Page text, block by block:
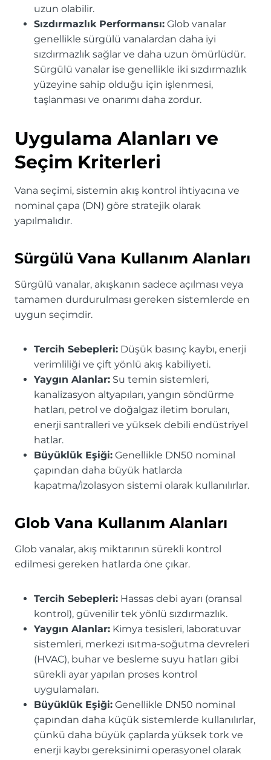
uzun olabilir.
Sızdırmazlık Performansı: Glob vanalar
genellikle sürgülü vanalardan daha iyi
sızdırmazlık sağlar ve daha uzun ömürlüdür.
Sürgülü vanalar ise genellikle iki sızdırmazlık
yüzeyine sahip olduğu için işlenmesi,
taşlanması ve onarımı daha zordur.
Uygulama Alanları ve
Seçim Kriterleri
Vana seçimi, sistemin akış kontrol ihtiyacına ve
nominal çapa (DN) göre stratejik olarak
yapılmalıdır.
Sürgülü Vana Kullanım Alanları
Sürgülü vanalar, akışkanın sadece açılması veya
tamamen durdurulması gereken sistemlerde en
uygun seçimdir.
Tercih Sebepleri: Düşük basınç kaybı, enerji
verimliliği ve çift yönlü akış kabiliyeti.
Yaygın Alanlar: Su temin sistemleri,
kanalizasyon altyapıları, yangın söndürme
hatları, petrol ve doğalgaz iletim boruları,
enerji santralleri ve yüksek debili endüstriyel
hatlar.
Büyüklük Eşiği: Genellikle DN50 nominal
çapından daha büyük hatlarda
kapatma/izolasyon sistemi olarak kullanılırlar.
Glob Vana Kullanım Alanları
Glob vanalar, akış miktarının sürekli kontrol
edilmesi gereken hatlarda öne çıkar.
Tercih Sebepleri: Hassas debi ayarı (oransal
kontrol), güvenilir tek yönlü sızdırmazlık.
Yaygın Alanlar: Kimya tesisleri, laboratuvar
sistemleri, merkezi ısıtma-soğutma devreleri
(HVAC), buhar ve besleme suyu hatları gibi
sürekli ayar yapılan proses kontrol
uygulamaları.
Büyüklük Eşiği: Genellikle DN50 nominal
çapından daha küçük sistemlerde kullanılırlar,
çünkü daha büyük çaplarda yüksek tork ve
enerji kaybı gereksinimi operasyonel olarak